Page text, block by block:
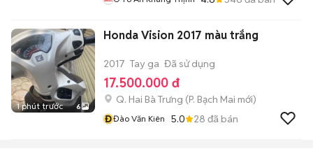
1 phút trước 6
Honda Vision 2017 màu trắng
2017 Tay ga Đã sử dụng
17.500.000 đ
Q. Hai Bà Trưng (P. Bạch Mai mới)
ĐĐào Văn Kiên 5.0 28 đã bán